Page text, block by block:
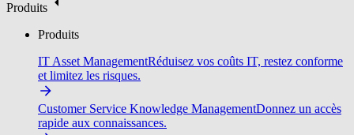
Produits
Produits
IT Asset ManagementRéduisez vos coûts IT, restez conforme
et limitez les risques.
Customer Service Knowledge ManagementDonnez un accès
rapide aux connaissances.